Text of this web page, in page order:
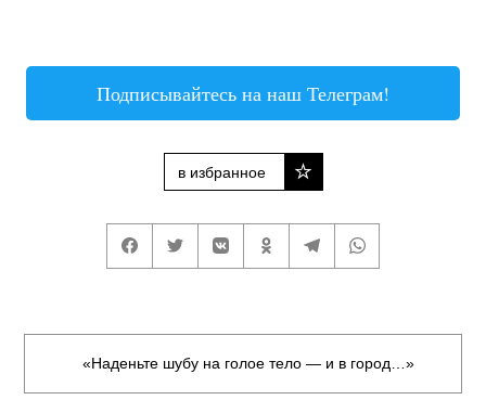
Подписывайтесь на наш Телеграм!
в избранное
«Наденьте шубу на голое тело — и в город…»